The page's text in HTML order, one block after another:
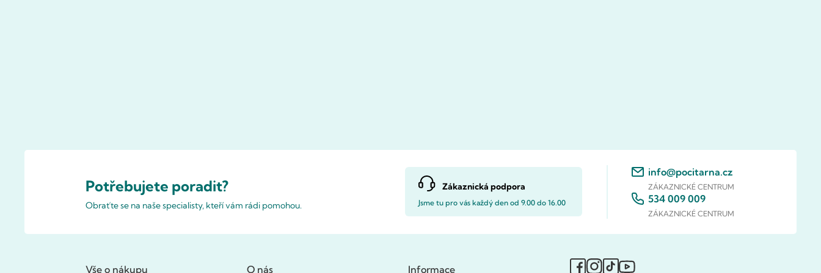
Potřebujete poradit?
Obraťte se na naše specialisty, kteří vám rádi pomohou.
Zákaznická podpora
Jsme tu pro vás každý den od 9.00 do 16.00
info@pocitarna.cz
ZÁKAZNICKÉ CENTRUM
534 009 009
ZÁKAZNICKÉ CENTRUM
Vše o nákupu O nás Informace